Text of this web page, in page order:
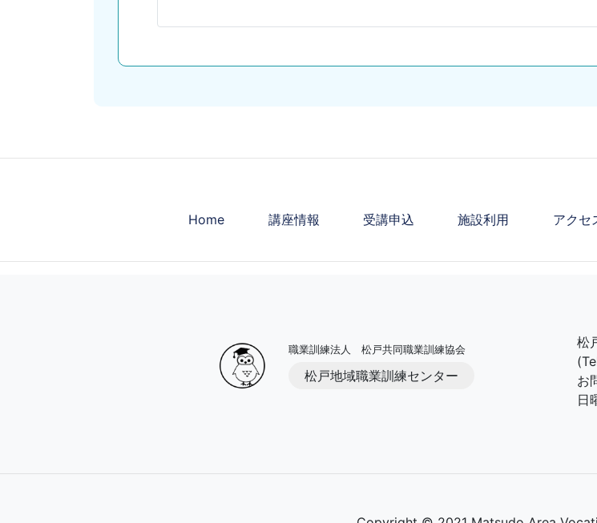
Home 講座情報 受講申込 施設利用 アクセ
職業訓練法人 松戸共同職業訓練協会
松戸地域職業訓練センター
松
お
日